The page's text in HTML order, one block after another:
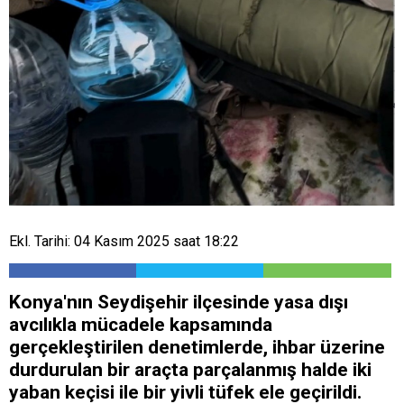
Ekl. Tarihi: 04 Kasım 2025 saat 18:22
Konya'nın Seydişehir ilçesinde yasa dışı
avcılıkla mücadele kapsamında
gerçekleştirilen denetimlerde, ihbar üzerine
durdurulan bir araçta parçalanmış halde iki
yaban keçisi ile bir yivli tüfek ele geçirildi.